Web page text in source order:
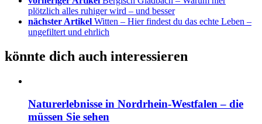
plötzlich alles ruhiger wird – und besser
nächster Artikel Witten – Hier findest du das echte Leben –
ungefiltert und ehrlich
könnte dich auch interessieren
Naturerlebnisse in Nordrhein-Westfalen – die
müssen Sie sehen